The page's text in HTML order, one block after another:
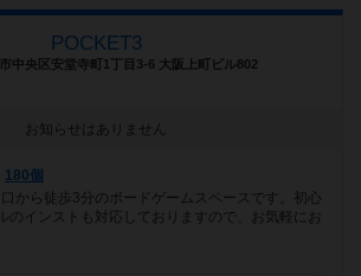
POCKET3
中央区安堂寺町1丁目3-6 大阪上町ビル802
お知らせはありません
180個
から徒歩3分のボードゲームスペースです。初心
のインストも対応しておりますので、お気軽にお